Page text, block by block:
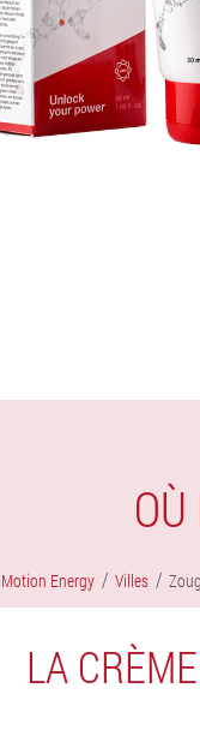
Motion Energy Villes Zoug
LA